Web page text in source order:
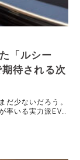
「ルシー
待される次
だ少ないだろう。
率いる実力派EV
の、いまアメリ
ードの成り立ち